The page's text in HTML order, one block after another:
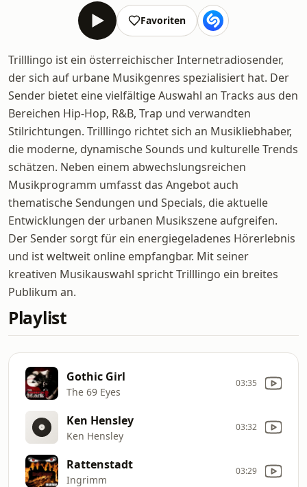
Favoriten
Trilllingo ist ein österreichischer Internetradiosender,
der sich auf urbane Musikgenres spezialisiert hat. Der
Sender bietet eine vielfältige Auswahl an Tracks aus den
Bereichen Hip-Hop, R&B, Trap und verwandten
Stilrichtungen. Trilllingo richtet sich an Musikliebhaber,
die moderne, dynamische Sounds und kulturelle Trends
schätzen. Neben einem abwechslungsreichen
Musikprogramm umfasst das Angebot auch
thematische Sendungen und Specials, die aktuelle
Entwicklungen der urbanen Musikszene aufgreifen.
Der Sender sorgt für ein energiegeladenes Hörerlebnis
und ist weltweit online empfangbar. Mit seiner
kreativen Musikauswahl spricht Trilllingo ein breites
Publikum an.
Playlist
Gothic Girl
The 69 Eyes
03:35
Ken Hensley
Ken Hensley
03:32
Rattenstadt
Ingrimm
03:29